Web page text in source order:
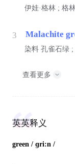
伊娃·格林 ; 格
3 Malachite
染料 孔雀石绿
查看更多
英英释义
green / ɡri:n /